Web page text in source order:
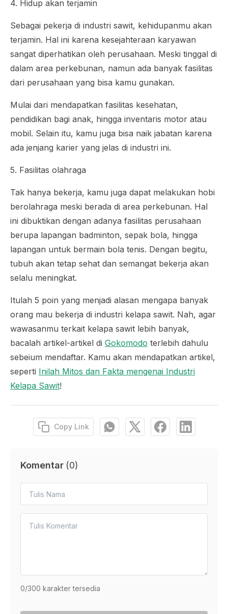
4. Hidup akan terjamin
Sebagai pekerja di industri sawit, kehidupanmu akan
terjamin. Hal ini karena kesejahteraan karyawan
sangat diperhatikan oleh perusahaan. Meski tinggal di
dalam area perkebunan, namun ada banyak fasilitas
dari perusahaan yang bisa kamu gunakan.
Mulai dari mendapatkan fasilitas kesehatan,
pendidikan bagi anak, hingga inventaris motor atau
mobil. Selain itu, kamu juga bisa naik jabatan karena
ada jenjang karier yang jelas di industri ini.
5. Fasilitas olahraga
Tak hanya bekerja, kamu juga dapat melakukan hobi
berolahraga meski berada di area perkebunan. Hal
ini dibuktikan dengan adanya fasilitas perusahaan
berupa lapangan badminton, sepak bola, hingga
lapangan untuk bermain bola tenis. Dengan begitu,
tubuh akan tetap sehat dan semangat bekerja akan
selalu meningkat.
Itulah 5 poin yang menjadi alasan mengapa banyak
orang mau bekerja di industri kelapa sawit. Nah, agar
wawasanmu terkait kelapa sawit lebih banyak,
bacalah artikel-artikel di Gokomodo terlebih dahulu
sebeium mendaftar. Kamu akan mendapatkan artikel,
seperti Inilah Mitos dan Fakta mengenai Industri
Kelapa Sawit!
Copy Link
Komentar (0)
0/300 karakter tersedia